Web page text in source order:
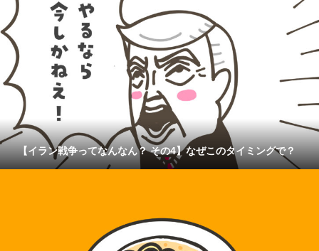
【イラン戦争ってなんなん？ その4】なぜこのタイミングで？